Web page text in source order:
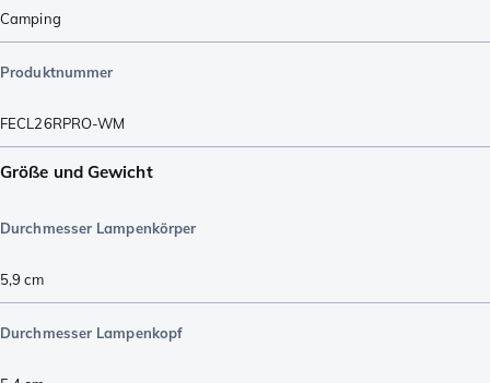
Camping
Produktnummer
FECL26RPRO-WM
Größe und Gewicht
Durchmesser Lampenkörper
5,9 cm
Durchmesser Lampenkopf